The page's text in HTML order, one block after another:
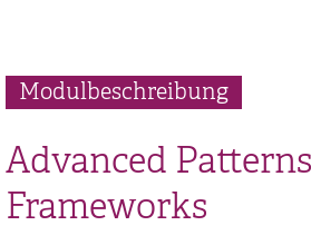
Modulbeschreibung
Advanced
Frameworks